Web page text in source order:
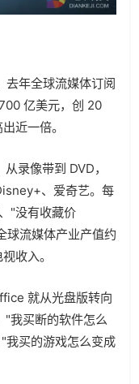
去年全球流媒体订阅
亿美元，创 20
近一倍。
录像带到 DVD，
、爱奇艺。每
"没有收藏价
球流媒体产业产值约
收入。
就从光盘版转向
"我买断的软件怎么
我买的游戏怎么变成